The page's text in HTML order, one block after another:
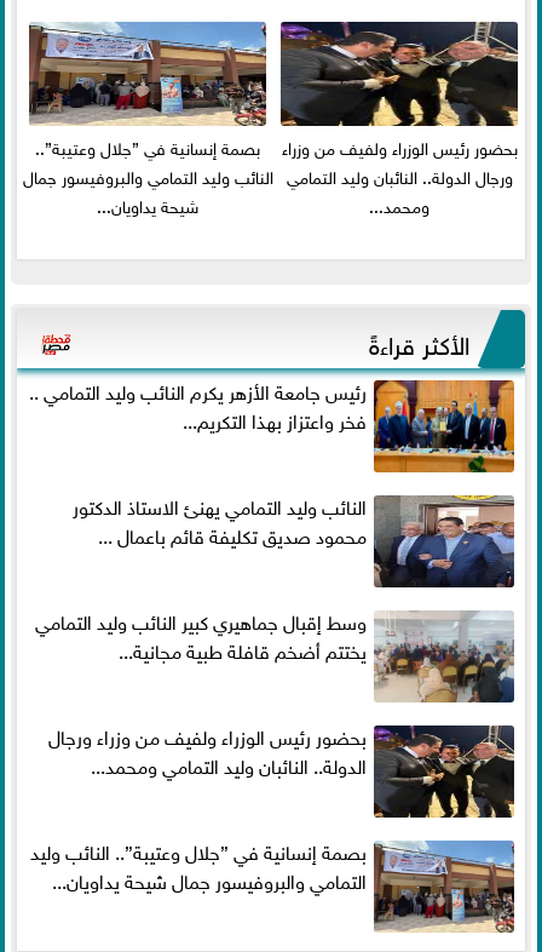
بحضور رئيس الوزراء ولفيف من وزراء
ورجال الدولة.. النائبان وليد التمامي
ومحمد...
بصمة إنسانية في ”جلال وعتيبة”..
النائب وليد التمامي والبروفيسور جمال
شيحة يداويان...
الأكثر قراءةً
رئيس جامعة الأزهر يكرم النائب وليد التمامي ..
فخر واعتزاز بهذا التكريم...
النائب وليد التمامي يهنئ الاستاذ الدكتور
محمود صديق تكليفة قائم باعمال ...
وسط إقبال جماهيري كبير النائب وليد التمامي
يختتم أضخم قافلة طبية مجانية...
بحضور رئيس الوزراء ولفيف من وزراء ورجال
الدولة.. النائبان وليد التمامي ومحمد...
بصمة إنسانية في ”جلال وعتيبة”.. النائب وليد
التمامي والبروفيسور جمال شيحة يداويان...